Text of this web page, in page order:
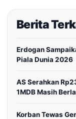
Berita
Erdogan
Piala Dunia 2026
AS Serahkan
1MDB Masih
Korban Tewas